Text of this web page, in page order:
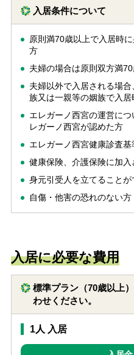
入居条件について
原則満70歳以上で入居時
方
夫婦の場合は原則双方満
夫婦以外で入居される場
族又は一親等の姻族で入
エレガーノ西宮の運営に
レガーノ西宮が認めた方
エレガーノ西宮健康診査
健康保険、介護保険に加入
身元引受人を立てることが
自傷・他害の恐れのない方
入居に必要な費用
標準プラン（70歳以上
わせください。
1人 入居